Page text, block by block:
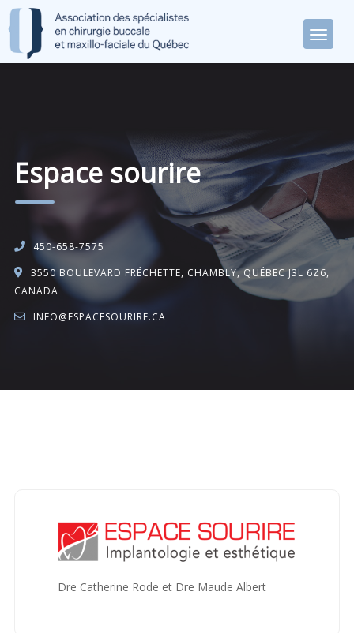
Espace sourire
450-658-7575
3550 BOULEVARD FRÉCHETTE, CHAMBLY, QUÉBEC J3L 6Z6,
CANADA
INFO@ESPACESOURIRE.CA
Dre Catherine Rode et Dre Maude Albert